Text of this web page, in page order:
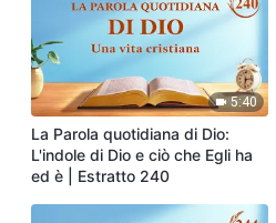
5:40
La Parola quotidiana di Dio:
L'indole di Dio e ciò che Egli ha
ed è | Estratto 240